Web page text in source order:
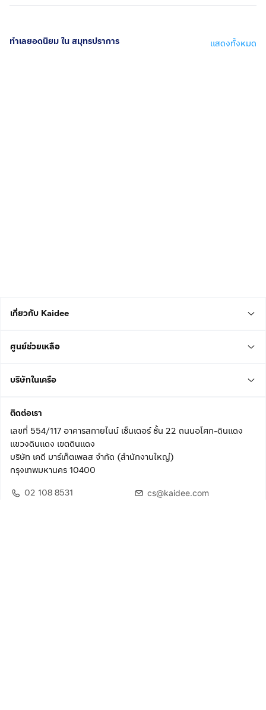
ทำเลยอดนิยม ใน สมุทรปราการ แสดงทั้งหมด
เกี่ยวกับ Kaidee
ศูนย์ช่วยเหลือ
บริษัทในเครือ
ติดต่อเรา
เลขที่ 554/117 อาคารสกายไนน์ เซ็นเตอร์ ชั้น 22 ถนนอโศก-ดินแดง
แขวงดินแดง เขตดินแดง
บริษัท เคดี มาร์เก็ตเพลส จำกัด (สำนักงานใหญ่)
กรุงเทพมหานคร 10400
02 108 8531
cs@kaidee.com